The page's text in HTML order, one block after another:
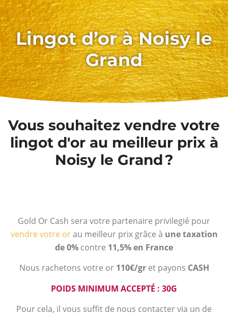
Lingot d’or à Noisy le
Grand
Vous souhaitez vendre votre
lingot d'or au meilleur prix à
Noisy le Grand ?
Gold Or Cash sera votre partenaire privilegié pour
vendre votre orau meilleur prix grâce à une taxation
de 0% contre 11,5% en France
Nous rachetons votre or 110€/gr et payons CASH
POIDS MINIMUM ACCEPTÉ : 30G
Pour cela, il vous suffit de nous contacter via un de